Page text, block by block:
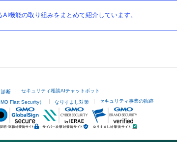
機能の取り組みをまとめて紹介しています。
診断 セキュリティ相談AIチャットボット
Flatt Security） なりすまし対策 セキュリティ事業の軌跡